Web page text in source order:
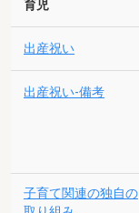
育児
出産祝い
出産祝い-備考
子育て関連の独自の